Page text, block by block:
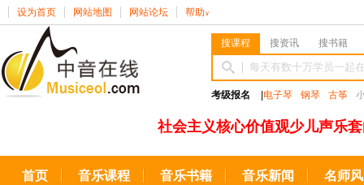
设为首页 网站地图 网站论坛 帮助 ∨
搜课程 搜资讯 搜书籍
考级报名 电子琴 钢琴 古筝
社会主义核心价值观少儿声乐
首页 音乐课程 音乐书籍 音乐新闻 名师